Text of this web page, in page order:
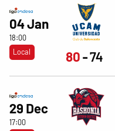
04 Jan
18:00
Local
80 74
29 Dec
17:00